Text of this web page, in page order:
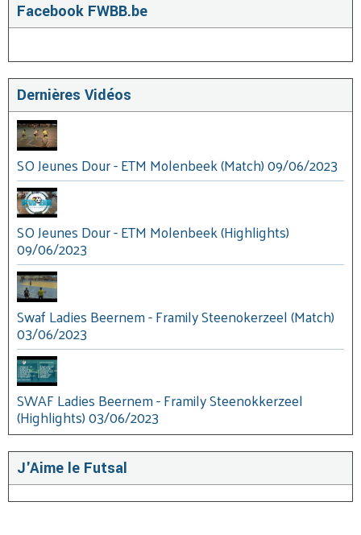
Facebook FWBB.be
Dernières Vidéos
SO Jeunes Dour - ETM Molenbeek (Match) 09/06/2023
SO Jeunes Dour - ETM Molenbeek (Highlights)
09/06/2023
Swaf Ladies Beernem - Framily Steenokerzeel (Match)
03/06/2023
SWAF Ladies Beernem - Framily Steenokkerzeel
(Highlights) 03/06/2023
J'Aime le Futsal